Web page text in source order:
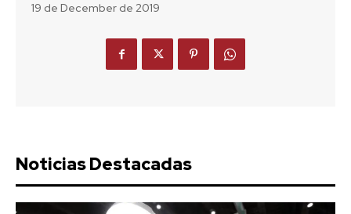
19 de December de 2019
Noticias Destacadas